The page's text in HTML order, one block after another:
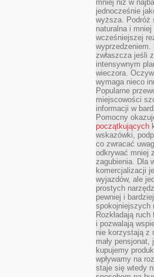
mniej niż w
jednocześnie
wyższa. Podróż
naturalna i
wcześniejszej
wyprzedzeniem.
zwłaszcza jeśli
intensywnym
wieczora.
wymaga nieco
Popularne
miejscowości
informacji w
Pomocny
początkujących
wskazówki,
co zwracać
odkrywać mniej
zagubienia. Dla
komercjalizacji
wyjazdów, ale
prostych
pewniej i
spokojniejszych
Rozkładają
i pozwalają
nie korzystają z
mały
kupujemy
wpływamy na
staje się wtedy